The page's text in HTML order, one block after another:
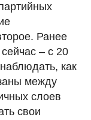
Ранее
– с 20
как
между
слоев
свои